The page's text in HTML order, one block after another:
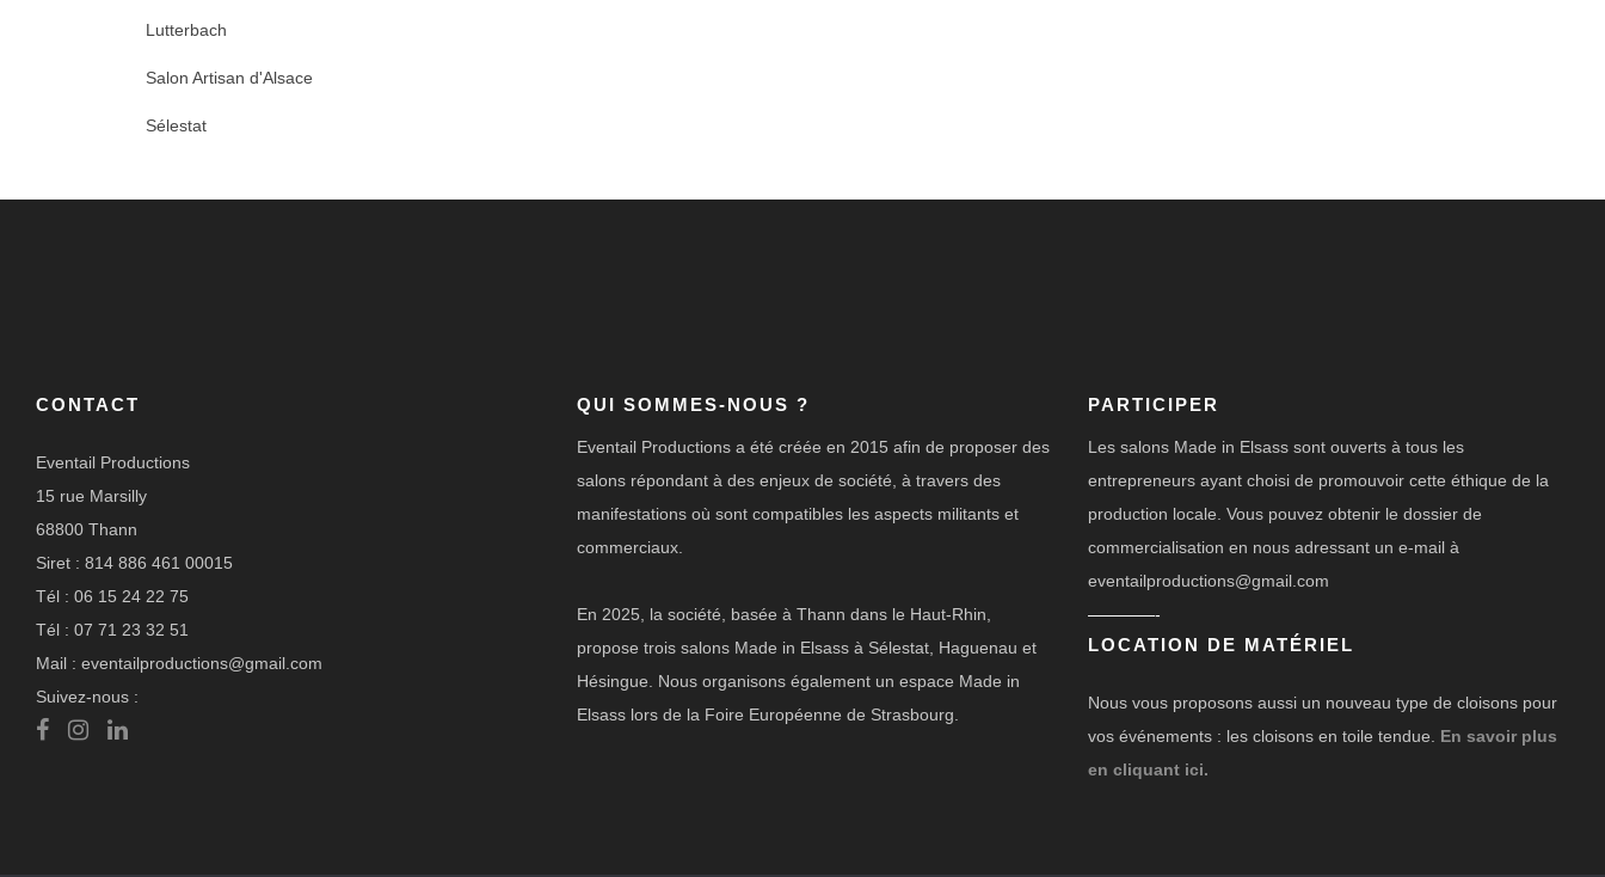
Lutterbach
Salon Artisan d'Alsace
Sélestat
CONTACT
Eventail Productions
15 rue Marsilly
68800 Thann
Siret : 814 886 461 00015
Tél : 06 15 24 22 75
Tél : 07 71 23 32 51
Mail : eventailproductions@gmail.com
Suivez-nous :
QUI SOMMES-NOUS ?
Eventail Productions a été créée en 2015 afin de proposer des
salons répondant à des enjeux de société, à travers des
manifestations où sont compatibles les aspects militants et
commerciaux.
En 2025, la société, basée à Thann dans le Haut-Rhin,
propose trois salons Made in Elsass à Sélestat, Haguenau et
Hésingue. Nous organisons également un espace Made in
Elsass lors de la Foire Européenne de Strasbourg.
PARTICIPER
Les salons Made in Elsass sont ouverts à tous les
entrepreneurs ayant choisi de promouvoir cette éthique de la
production locale. Vous pouvez obtenir le dossier de
commercialisation en nous adressant un e-mail à
eventailproductions@gmail.com
————-
LOCATION DE MATÉRIEL
Nous vous proposons aussi un nouveau type de cloisons pour
vos événements : les cloisons en toile tendue. En savoir plus
en cliquant ici.